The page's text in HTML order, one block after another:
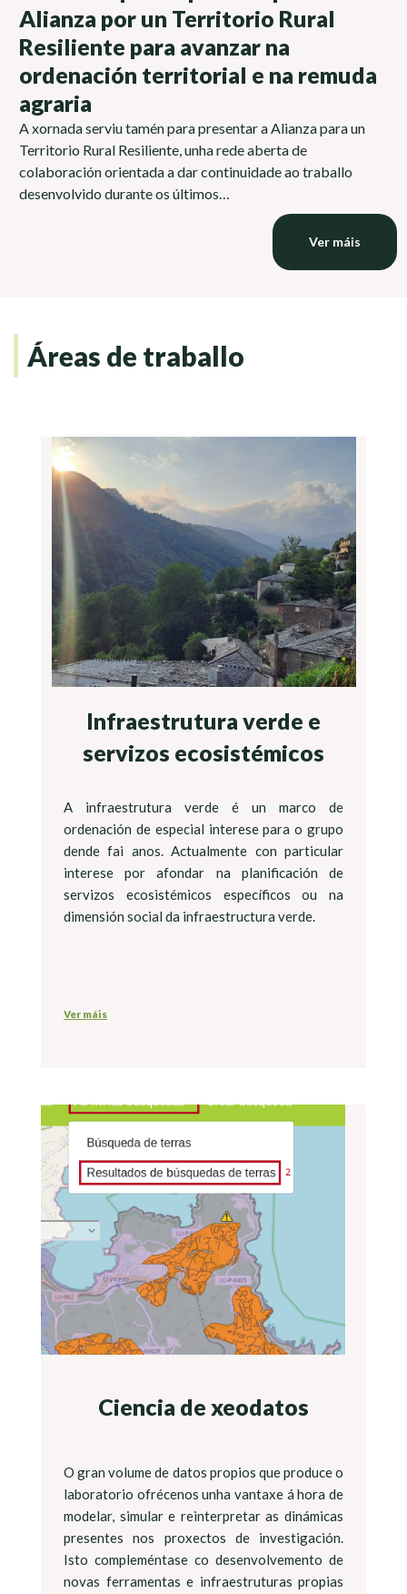
Alianza por un Territorio Rural
Resiliente para avanzar na
ordenación territorial e na remuda
agraria
A xornada serviu tamén para presentar a Alianza para un
Territorio Rural Resiliente, unha rede aberta de
colaboración orientada a dar continuidade ao traballo
desenvolvido durante os últimos…
Ver máis
Áreas de traballo
Infraestrutura verde e
servizos ecosistémicos
A infraestrutura verde é un marco de
ordenación de especial interese para o grupo
dende fai anos. Actualmente con particular
interese por afondar na planificación de
servizos ecosistémicos específicos ou na
dimensión social da infraestructura verde.
Ver máis
Ciencia de xeodatos
O gran volume de datos propios que produce o
laboratorio ofrécenos unha vantaxe á hora de
modelar, simular e reinterpretar as dinámicas
presentes nos proxectos de investigación.
Isto compleméntase co desenvolvemento de
novas ferramentas e infraestruturas propias